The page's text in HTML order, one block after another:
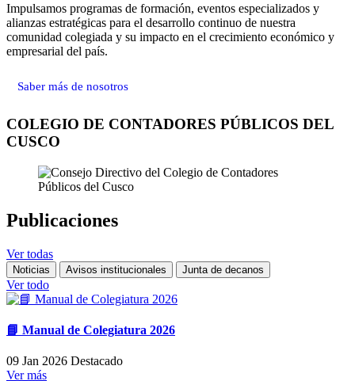
Impulsamos programas de formación, eventos especializados y
alianzas estratégicas para el desarrollo continuo de nuestra
comunidad colegiada y su impacto en el crecimiento económico y
empresarial del país.
Saber más de nosotros
COLEGIO DE CONTADORES PÚBLICOS DEL
CUSCO
Publicaciones
Ver todas
Noticias Avisos institucionales Junta de decanos
Ver todo
📘 Manual de Colegiatura 2026
09 Jan 2026 Destacado
Ver más